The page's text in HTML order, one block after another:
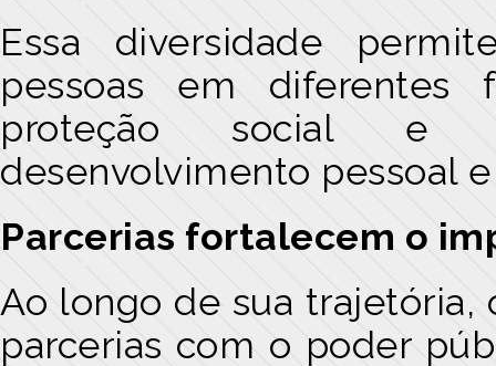
Essa diversidade
pessoas em diferentes
proteção social e
desenvolvimento pessoal
Parcerias fortalecem o
Ao longo de sua trajetória,
parcerias com o poder